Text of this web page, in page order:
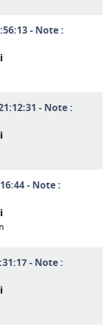
- Note :
- Note :
- Note :
- Note :